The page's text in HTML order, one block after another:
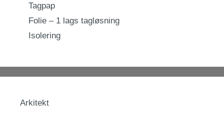
Tagpap
Folie – 1 lags tagløsning
Isolering
Arkitekt